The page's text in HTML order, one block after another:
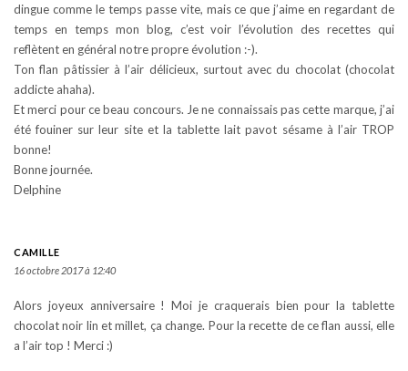
dingue comme le temps passe vite, mais ce que j’aime en regardant de
temps en temps mon blog, c’est voir l’évolution des recettes qui
reflètent en général notre propre évolution :-).
Ton flan pâtissier à l’air délicieux, surtout avec du chocolat (chocolat
addicte ahaha).
Et merci pour ce beau concours. Je ne connaissais pas cette marque, j’ai
été fouiner sur leur site et la tablette lait pavot sésame à l’air TROP
bonne!
Bonne journée.
Delphine
CAMILLE
16 octobre 2017 à 12:40
Alors joyeux anniversaire ! Moi je craquerais bien pour la tablette
chocolat noir lin et millet, ça change. Pour la recette de ce flan aussi, elle
a l’air top ! Merci :)